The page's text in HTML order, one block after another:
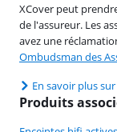
XCover peut
de l'assureur. Les
avez une
Ombudsman des
En savoir plus
Produits